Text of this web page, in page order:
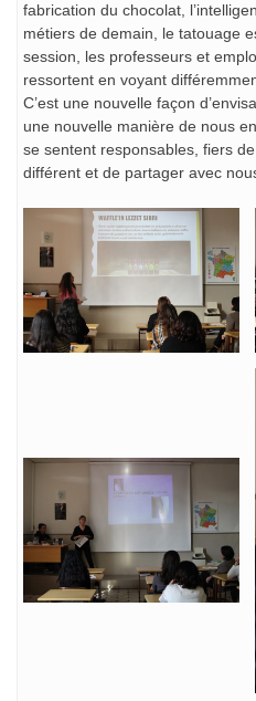
fabrication du chocolat,
métiers de demain, le tatouage
session, les professeurs et
ressortent en voyant
C’est une nouvelle façon
une nouvelle manière de nous
se sentent responsables, fiers
différent et de partager avec